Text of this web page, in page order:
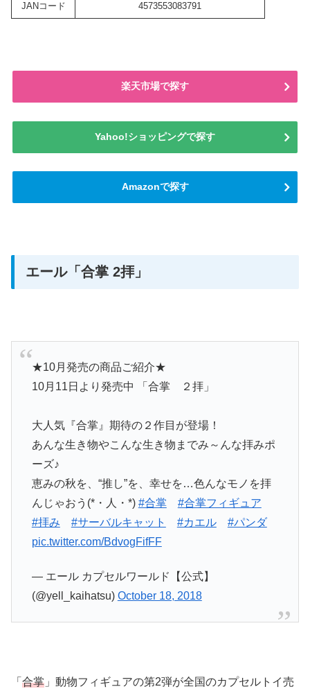
JANコード 4573553083791
楽天市場で探す
Yahoo!ショッピングで探す
Amazonで探す
エール「合掌 2拝」
★10月発売の商品ご紹介★
10月11日より発売中 「合掌 ２拝」
大人気『合掌』期待の２作目が登場！
あんな生き物やこんな生き物までみ～んな拝みポ
ーズ♪
恵みの秋を、“推し”を、幸せを…色んなモノを拝
んじゃおう(*・人・*) #合掌
#合掌フィギュア
#拝み
#サーバルキャット #カエル
#パンダ
pic.twitter.com/BdvogFifFF
— エール カプセルワールド【公式】
(@yell_kaihatsu) October 18, 2018
「 合掌 」動物フィギュアの第2弾が全国のカプセルトイ売